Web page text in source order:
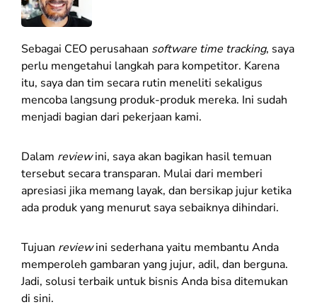
Sebagai CEO perusahaan software time tracking, saya
perlu mengetahui langkah para kompetitor. Karena
itu, saya dan tim secara rutin meneliti sekaligus
mencoba langsung produk-produk mereka. Ini sudah
menjadi bagian dari pekerjaan kami.
Dalam reviewini, saya akan bagikan hasil temuan
tersebut secara transparan. Mulai dari memberi
apresiasi jika memang layak, dan bersikap jujur ketika
ada produk yang menurut saya sebaiknya dihindari.
Tujuan reviewini sederhana yaitu membantu Anda
memperoleh gambaran yang jujur, adil, dan berguna.
Jadi, solusi terbaik untuk bisnis Anda bisa ditemukan
di sini.